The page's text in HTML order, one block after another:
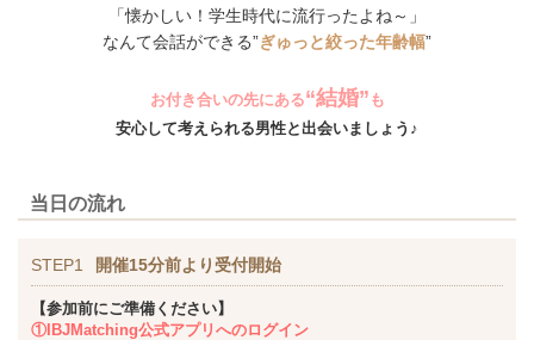
「懐かしい！学生時代に流行ったよね～」
なんて会話ができる”ぎゅっと絞った年齢幅”
お付き合いの先にある“結婚” も
安心して考えられる男性と出会いましょう♪
当日の流れ
STEP1 開催15分前より受付開始
【参加前にご準備ください】
①IBJMatching公式アプリへのログイン